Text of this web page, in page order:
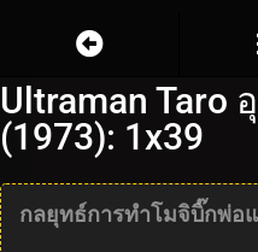
Ultraman Taro
(1973): 1x39
กลยุทธ์การทำโมจิบิ๊กพ่อ